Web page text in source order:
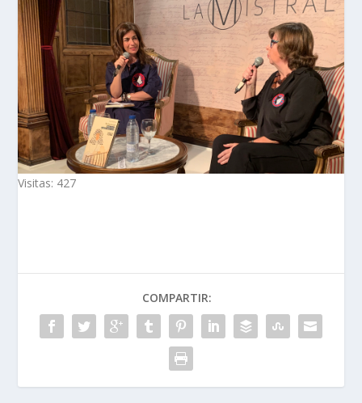
Visitas: 427
COMPARTIR: